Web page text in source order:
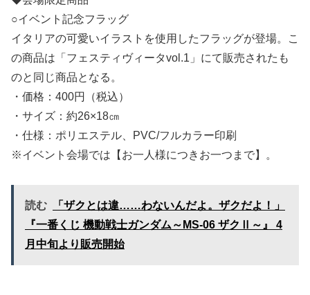
○イベント記念フラッグ
イタリアの可愛いイラストを使用したフラッグが登場。こ
の商品は「フェスティヴィータvol.1」にて販売されたも
のと同じ商品となる。
・価格：400円（税込）
・サイズ：約26×18㎝
・仕様：ポリエステル、PVC/フルカラー印刷
※イベント会場では【お一人様につきお一つまで】。
読む
「ザクとは違……わないんだよ。ザクだよ！」
『一番くじ 機動戦士ガンダム～MS-06 ザクⅡ～』 4
月中旬より販売開始